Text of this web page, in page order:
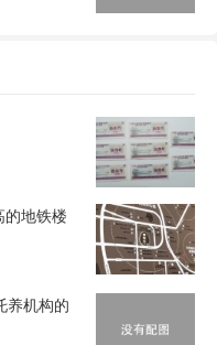
的地铁楼
养机构的